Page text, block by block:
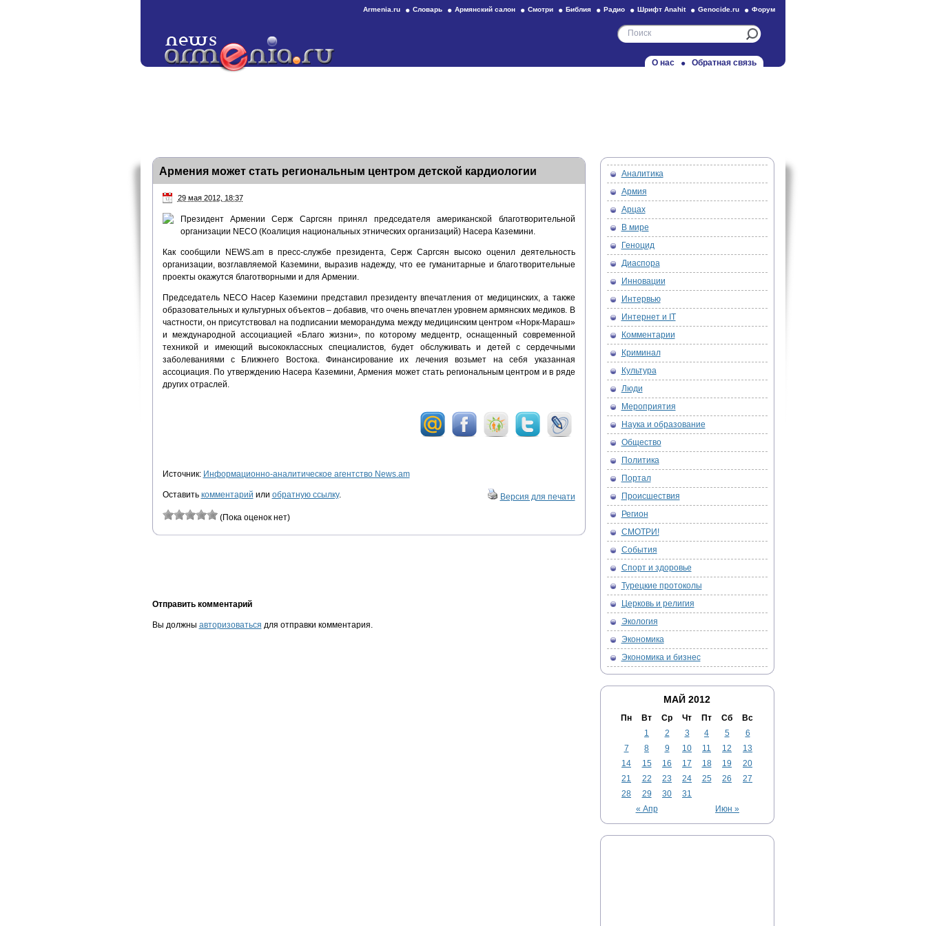
Armenia.ru Словарь Армянский салон Смотри Библия Радио Шрифт Anahit Genocide.ru Форум
О нас Обратная связь
Армения может стать региональным центром детской кардиологии
29 мая 2012, 18:37
Президент Армении Серж Саргсян принял председателя американской благотворительной
организации NECO (Коалиция национальных этнических организаций) Насера Каземини.
Как сообщили NEWS.am в пресс-службе президента, Серж Саргсян высоко оценил деятельность
организации, возглавляемой Каземини, выразив надежду, что ее гуманитарные и благотворительные
проекты окажутся благотворными и для Армении.
Председатель NECO Насер Каземини представил президенту впечатления от медицинских, а также
образовательных и культурных объектов – добавив, что очень впечатлен уровнем армянских медиков. В
частности, он присутствовал на подписании меморандума между медицинским центром «Норк-Мараш»
и международной ассоциацией «Благо жизни», по которому медцентр, оснащенный современной
техникой и имеющий высококлассных специалистов, будет обслуживать и детей с сердечными
заболеваниями с Ближнего Востока. Финансирование их лечения возьмет на себя указанная
ассоциация. По утверждению Насера Каземини, Армения может стать региональным центром и в ряде
других отраслей.
Источник: Информационно-аналитическое агентство News.am
Оставить комментарий или обратную ссылку. Версия для печати
(Пока оценок нет)
Отправить комментарий
Вы должны авторизоваться для отправки комментария.
Аналитика
Армия
Арцах
В мире
Геноцид
Диаспора
Инновации
Интервью
Интернет и IT
Комментарии
Криминал
Культура
Люди
Мероприятия
Наука и образование
Общество
Политика
Портал
Происшествия
Регион
СМОТРИ!
События
Спорт и здоровье
Турецкие протоколы
Церковь и религия
Экология
Экономика
Экономика и бизнес
МАЙ 2012
Пн Вт Ср Чт Пт Сб Вс
« Апр Июн »
1 2 3 4 5
6
7
8 9 10 11 12
13
14
15 16 17 18 19
20
21
22 23 24 25 26
27
28
29 30 31